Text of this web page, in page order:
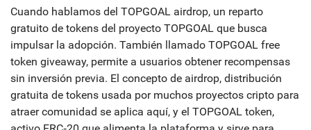
Cuando hablamos del TOPGOAL airdrop, un reparto
gratuito de tokens del proyecto TOPGOAL que busca
impulsar la adopción. También llamado TOPGOAL free
token giveaway, permite a usuarios obtener recompensas
sin inversión previa. El concepto de airdrop, distribución
gratuita de tokens usada por muchos proyectos cripto para
atraer comunidad se aplica aquí, y el TOPGOAL token,